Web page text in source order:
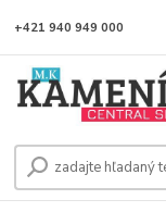
+421 940 949 000